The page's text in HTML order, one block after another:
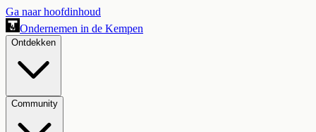
Ga naar hoofdinhoud
Ondernemen in de Kempen
Ontdekken
Community